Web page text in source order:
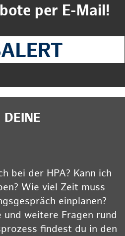
per E-Mail!
DEINE
bei der HPA? Kann ich
Wie viel Zeit muss
einplanen?
weitere Fragen rund
findest du in den